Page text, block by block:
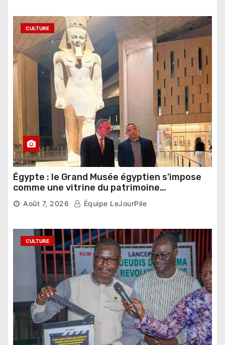
CULTURE
Égypte : le Grand Musée égyptien s’impose
comme une vitrine du patrimoine
pharaonique auprès des dirigeants
étrangers
Août 7, 2026 Équipe LeJourPile
CULTURE